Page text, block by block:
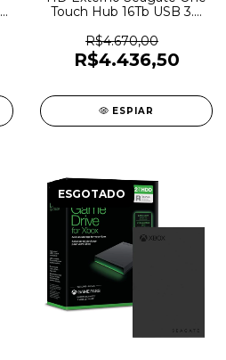
Touch Hub 16Tb USB 3.0
STLC16000400 - 7430
R$4.670,00
R$4.436,50
ESPIAR
ESGOTADO